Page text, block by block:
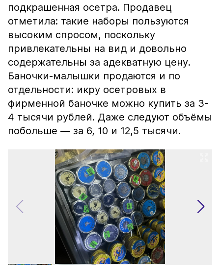
подкрашенная осетра. Продавец
отметила: такие наборы пользуются
высоким спросом, поскольку
привлекательны на вид и довольно
содержательны за адекватную цену.
Баночки-малышки продаются и по
отдельности: икру осетровых в
фирменной баночке можно купить за 3-
4 тысячи рублей. Даже следуют объёмы
побольше — за 6, 10 и 12,5 тысячи.